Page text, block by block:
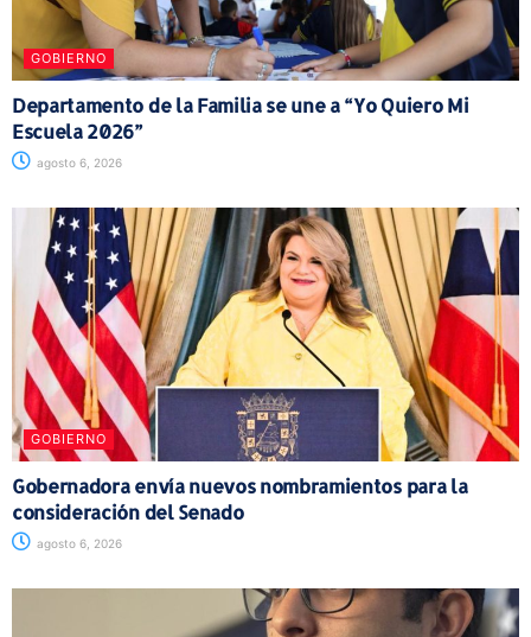
GOBIERNO
Departamento de la Familia se une a “Yo Quiero Mi
Escuela 2026”
agosto 6, 2026
GOBIERNO
Gobernadora envía nuevos nombramientos para la
consideración del Senado
agosto 6, 2026